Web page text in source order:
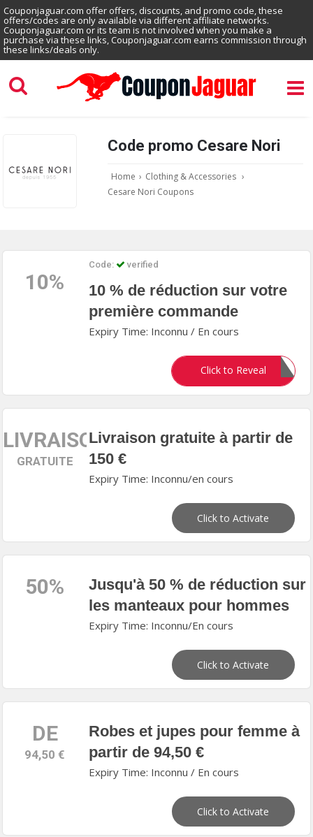
Couponjaguar.com offer offers, discounts, and promo code, these
offers/codes are only available via different affiliate networks.
Couponjaguar.com or its team is not involved when you make a
purchase via these links, Couponjaguar.com earns commission through
these links/deals only.
Code promo Cesare Nori
Home › Clothing & Accessories ›
Cesare Nori Coupons
10%
Code: verified
10 % de réduction sur votre
première commande
Expiry Time: Inconnu / En cours
Click to Reveal
WELCOME10
LIVRAISON
GRATUITE
Livraison gratuite à partir de
150 €
Expiry Time: Inconnu/en cours
Click to Activate
50%
Jusqu'à 50 % de réduction sur
les manteaux pour hommes
Expiry Time: Inconnu/En cours
Click to Activate
DE
94,50 €
Robes et jupes pour femme à
partir de 94,50 €
Expiry Time: Inconnu / En cours
Click to Activate